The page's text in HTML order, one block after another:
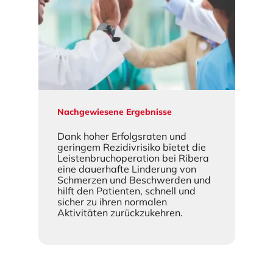
Nachgewiesene Ergebnisse
Dank hoher Erfolgsraten und
geringem Rezidivrisiko bietet die
Leistenbruchoperation bei Ribera
eine dauerhafte Linderung von
Schmerzen und Beschwerden und
hilft den Patienten, schnell und
sicher zu ihren normalen
Aktivitäten zurückzukehren.